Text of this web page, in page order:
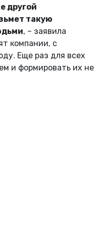
другой
такую
, – заявила
компании, с
Еще раз для всех
и формировать их не